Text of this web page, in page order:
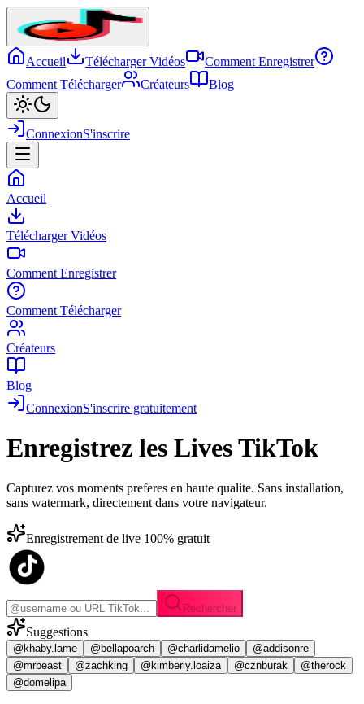
Accueil Télécharger Vidéos
Comment Enregistrer
Comment Télécharger
Créateurs Blog
ConnexionS'inscrire
Accueil
Télécharger Vidéos
Comment Enregistrer
Comment Télécharger
Créateurs
Blog
ConnexionS'inscrire gratuitement
Enregistrez les Lives TikTok
Capturez vos moments preferes en haute qualite. Sans installation,
sans watermark, directement dans votre navigateur.
Enregistrement de live 100% gratuit
Rechercher
Suggestions
@khaby.lame @bellapoarch @charlidamelio
@addisonre
@mrbeast
@zachking @kimberly.loaiza @cznburak
@therock
@domelipa